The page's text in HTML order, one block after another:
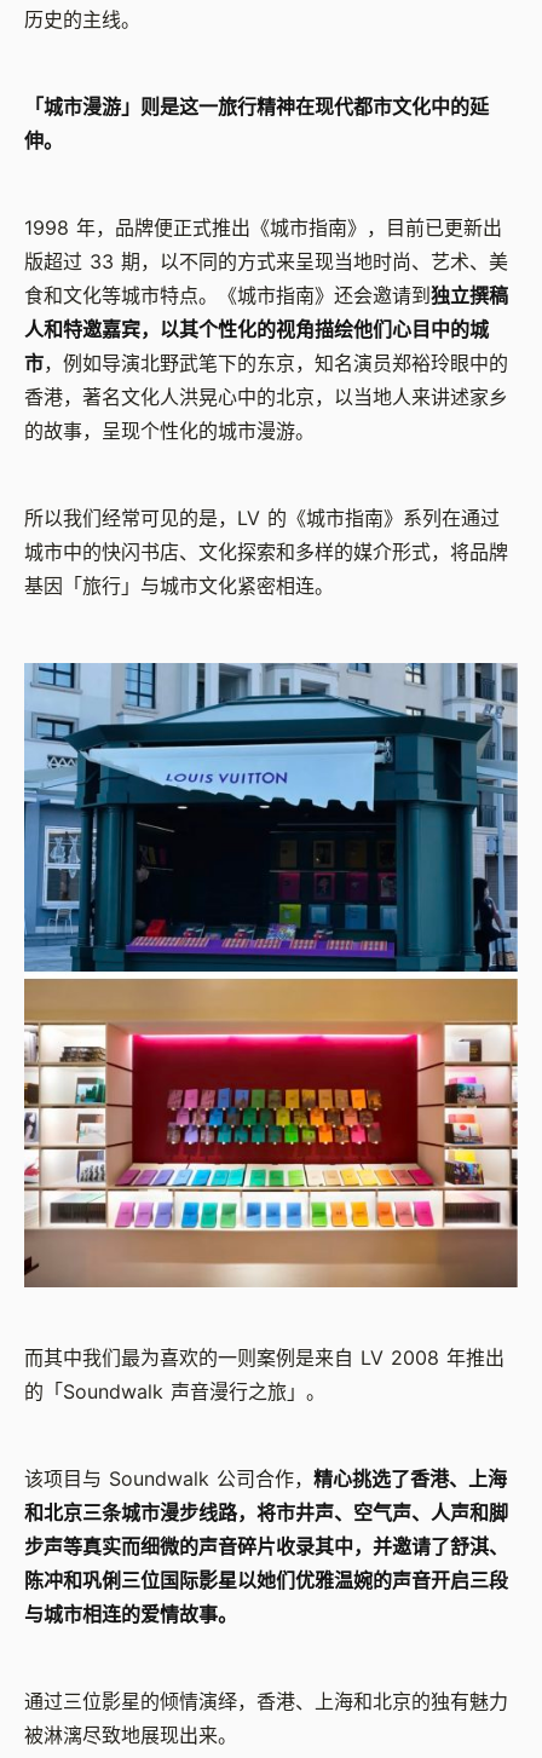
历史的主线。
「城市漫游」则是这一旅行精神在现代都市文化中的延
伸。
1998 年，品牌便正式推出《城市指南》，目前已更新出
版超过 33 期，以不同的方式来呈现当地时尚、艺术、美
食和文化等城市特点。《城市指南》还会邀请到 独立撰稿
人和特邀嘉宾，以其个性化的视角描绘他们心目中的城
市，例如导演北野武笔下的东京，知名演员郑裕玲眼中的
香港，著名文化人洪晃心中的北京，以当地人来讲述家乡
的故事，呈现个性化的城市漫游。
所以我们经常可见的是，LV 的《城市指南》系列在通过
城市中的快闪书店、文化探索和多样的媒介形式，将品牌
基因「旅行」与城市文化紧密相连。
而其中我们最为喜欢的一则案例是来自 LV 2008 年推出
的「Soundwalk 声音漫行之旅」。
该项目与 Soundwalk 公司合作， 精心挑选了香港、上海
和北京三条城市漫步线路，将市井声、空气声、人声和脚
步声等真实而细微的声音碎片收录其中，并邀请了舒淇、
陈冲和巩俐三位国际影星以她们优雅温婉的声音开启三段
与城市相连的爱情故事。
通过三位影星的倾情演绎，香港、上海和北京的独有魅力
被淋漓尽致地展现出来。